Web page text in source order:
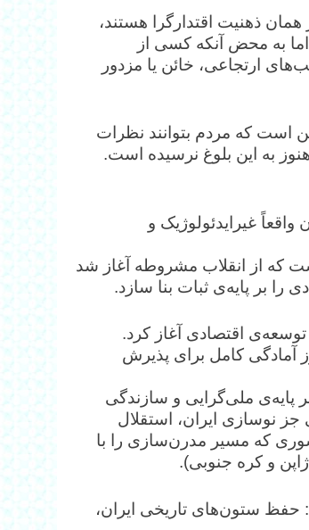
ذهنیت اقتدارگرا هستند،
به محض آنکه کسی از
ارتجاعی، خائن یا مزدور
است که مردم بتوانند نظرات
به این بلوغ نرسیده است.
غیرایدئولوژیک و
که از انقلاب مشروطه آغاز شد
بر پایه‌ی ثبات بنا سازد.
اقتصادی آغاز کرد.
آمادگی کامل برای پذیرش
پایه‌ی ملی‌گرایی و سازندگی
نوسازی ایران، استقلال
که مسیر مدرن‌سازی را با
و کره جنوبی).
حفظ ستون‌های تاریخی ایران،